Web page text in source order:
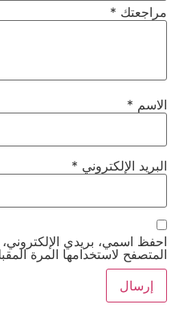
مراجعتك *
الاسم *
البريد الإلكتروني *
احفظ اسمي، بريدي
المتصفح لاستخدامها المرة